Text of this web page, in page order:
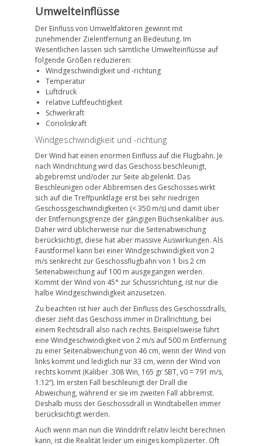
Umwelteinflüsse
Der Einfluss von Umweltfaktoren gewinnt mit
zunehmender Zielentfernung an Bedeutung. Im
Wesentlichen lassen sich sämtliche Umwelteinflüsse auf
folgende Größen reduzieren:
Windgeschwindigkeit und -richtung
Temperatur
Luftdruck
relative Luftfeuchtigkeit
Schwerkraft
Corioliskraft
Windgeschwindigkeit und -richtung
Der Wind hat einen enormen Einfluss auf die Flugbahn. Je
nach Windrichtung wird das Geschoss beschleunigt,
abgebremst und/oder zur Seite abgelenkt. Das
Beschleunigen oder Abbremsen des Geschosses wirkt
sich auf die Treffpunktlage erst bei sehr niedrigen
Geschossgeschwindigkeiten (< 350 m/s) und damit über
der Entfernungsgrenze der gängigen Büchsenkaliber aus.
Daher wird üblicherweise nur die Seitenabweichung
berücksichtigt, diese hat aber massive Auswirkungen. Als
Faustformel kann bei einer Windgeschwindigkeit von 2
m/s senkrecht zur Geschossflugbahn von 1 bis 2 cm
Seitenabweichung auf 100 m ausgegangen werden.
Kommt der Wind von 45° zur Schussrichtung, ist nur die
halbe Windgeschwindigkeit anzusetzen.
Zu beachten ist hier auch der Einfluss des Geschossdralls,
dieser zieht das Geschoss immer in Drallrichtung, bei
einem Rechtsdrall also nach rechts. Beispielsweise führt
eine Windgeschwindigkeit von 2 m/s auf 500 m Entfernung
zu einer Seitenabweichung von 46 cm, wenn der Wind von
links kommt und lediglich nur 33 cm, wenn der Wind von
rechts kommt (Kaliber .308 Win, 165 gr SBT, v0 = 791 m/s,
1:12“). Im ersten Fall beschleunigt der Drall die
Abweichung, während er sie im zweiten Fall abbremst.
Deshalb muss der Geschossdrall in Windtabellen immer
berücksichtigt werden.
Auch wenn man nun die Winddrift relativ leicht berechnen
kann, ist die Realität leider um einiges komplizierter. Oft